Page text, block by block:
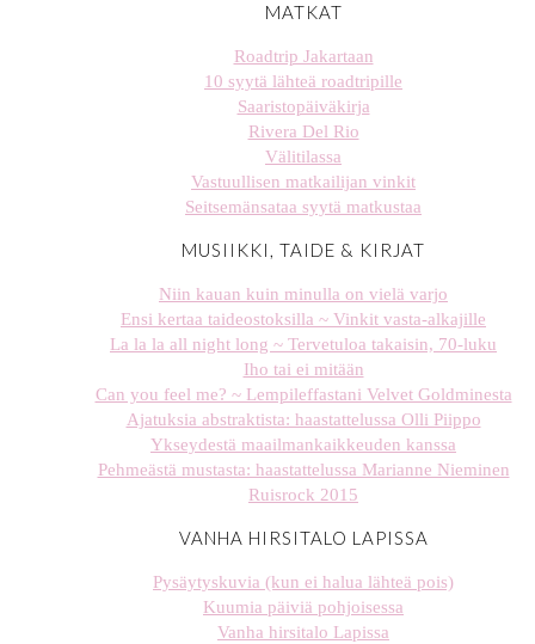
MATKAT
Roadtrip Jakartaan
10 syytä lähteä roadtripille
Saaristopäiväkirja
Rivera Del Rio
Välitilassa
Vastuullisen matkailijan vinkit
Seitsemänsataa syytä matkustaa
MUSIIKKI, TAIDE & KIRJAT
Niin kauan kuin minulla on vielä varjo
Ensi kertaa taideostoksilla ~ Vinkit vasta-alkajille
La la la all night long ~ Tervetuloa takaisin, 70-luku
Iho tai ei mitään
Can you feel me? ~ Lempileffastani Velvet Goldminesta
Ajatuksia abstraktista: haastattelussa Olli Piippo
Ykseydestä maailmankaikkeuden kanssa
Pehmeästä mustasta: haastattelussa Marianne Nieminen
Ruisrock 2015
VANHA HIRSITALO LAPISSA
Pysäytyskuvia (kun ei halua lähteä pois)
Kuumia päiviä pohjoisessa
Vanha hirsitalo Lapissa